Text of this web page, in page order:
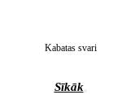
Kabatas svari
Sīkāk